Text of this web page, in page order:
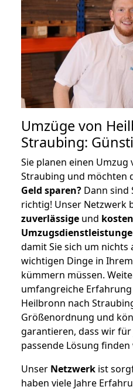
Umzüge von
Straubing:
Sie planen einen
Straubing und möchten
Geld sparen? Dann sind
richtig! Unser Netzwerk
zuverlässige und
damit Sie sich um nichts
wichtigen Dinge in
kümmern müssen.
umfangreiche
Heilbronn nach
Größenordnung und
garantieren, dass wir
passende Lösung finden
Unser Netzwerk ist
haben viele Jahre